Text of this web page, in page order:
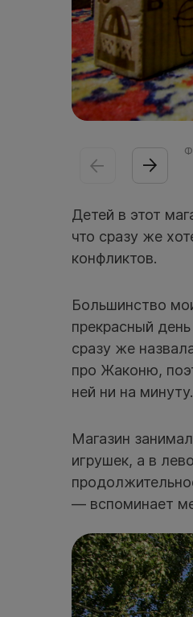
Детей в этот
что сразу же
конфликтов.
Большинство
прекрасный
сразу же
про Жаконю,
ней ни на минуту.
Магазин
игрушек, а в
— вспоминает